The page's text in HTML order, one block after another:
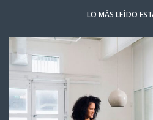
LO MÁS LEÍDO